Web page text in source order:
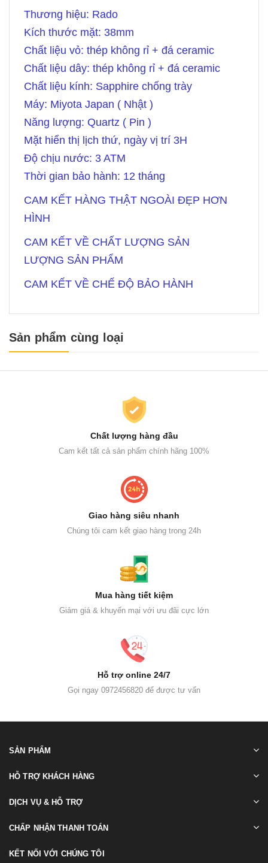
Thương hiệu: Rado
Kích thước mặt: 38mm
Chất liệu vỏ: thép không rỉ + đá ceramic
Chất liệu dây: thép không rỉ + đá ceramic
Chất liệu kính: Sapphire chống trày
Máy: Miyota Japan ( Nhật )
Năng lượng: Quartz ( Pin )
Mặt hiển thị lịch thứ, ngày vị trí 3H
Độ chịu nước: 3 ATM
Thời gian bảo hành: 12 tháng
CAM KẾT HÀNG THẬT NGOÀI ĐẸP HƠN
HÌNH
CAM KẾT VỀ CHẤT LƯỢNG SẢN
LƯỢNG SẢN PHẨM
CAM KẾT VỀ CHẾ ĐỘ BẢO HÀNH
Sản phẩm cùng loại
Chất lượng hàng đầu
Cam kết tất cả sản phẩm chính hãng 100%
Giao hàng siêu nhanh
Chúng tôi cam kết giao hàng trong 24h
Mua hàng tiết kiệm
Giảm giá & khuyến mại với ưu đãi cực lớn
Hỗ trợ online 24/7
Gọi ngay 0972456820 để được tư vấn
SẢN PHẨM
HỖ TRỢ KHÁCH HÀNG
DỊCH VỤ & HỖ TRỢ
CHẤP NHẬN THANH TOÁN
KẾT NỐI VỚI CHÚNG TÔI